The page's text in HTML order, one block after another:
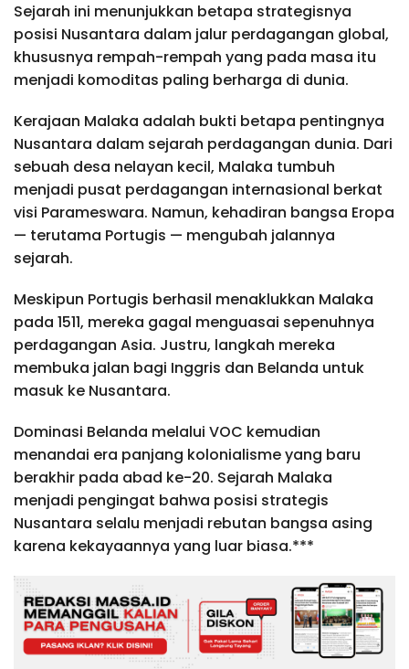
Sejarah ini menunjukkan betapa strategisnya
posisi Nusantara dalam jalur perdagangan global,
khususnya rempah-rempah yang pada masa itu
menjadi komoditas paling berharga di dunia.
Kerajaan Malaka adalah bukti betapa pentingnya
Nusantara dalam sejarah perdagangan dunia. Dari
sebuah desa nelayan kecil, Malaka tumbuh
menjadi pusat perdagangan internasional berkat
visi Parameswara. Namun, kehadiran bangsa Eropa
— terutama Portugis — mengubah jalannya
sejarah.
Meskipun Portugis berhasil menaklukkan Malaka
pada 1511, mereka gagal menguasai sepenuhnya
perdagangan Asia. Justru, langkah mereka
membuka jalan bagi Inggris dan Belanda untuk
masuk ke Nusantara.
Dominasi Belanda melalui VOC kemudian
menandai era panjang kolonialisme yang baru
berakhir pada abad ke-20. Sejarah Malaka
menjadi pengingat bahwa posisi strategis
Nusantara selalu menjadi rebutan bangsa asing
karena kekayaannya yang luar biasa.***